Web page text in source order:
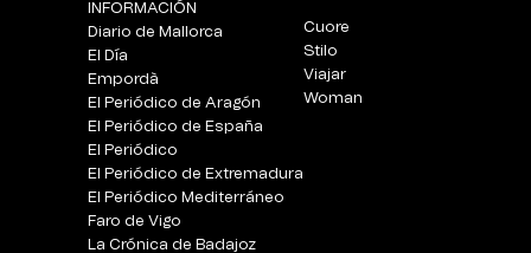
INFORMACIÓN
Diario de Mallorca
El Día
Empordà
El Periódico de Aragón
El Periódico de España
El Periódico
El Periódico de Extremadura
El Periódico Mediterráneo
Faro de Vigo
La Crónica de Badajoz
Cuore
Stilo
Viajar
Woman